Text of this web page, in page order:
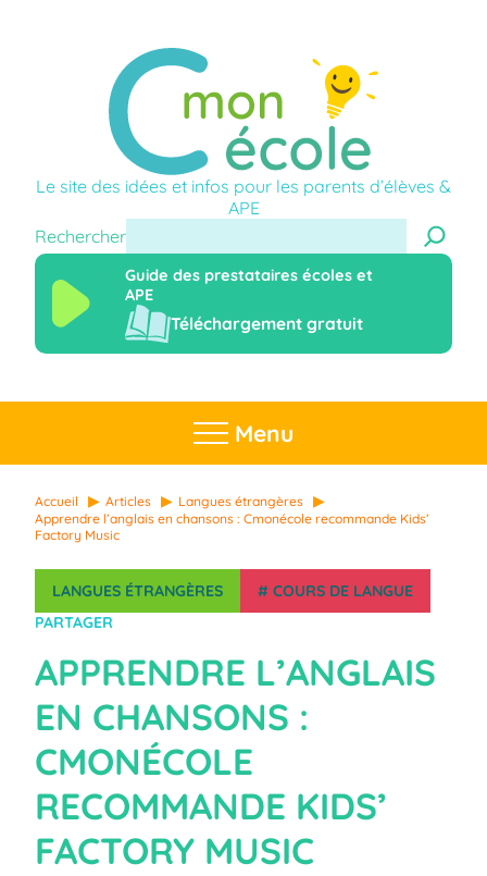
Le site des idées et infos pour les parents d’élèves &
APE
Rechercher
Guide des prestataires écoles et
APE
Téléchargement gratuit
Menu
Accueil Articles
Langues étrangères
Apprendre l’anglais en chansons : Cmonécole recommande Kids’
Factory Music
LANGUES ÉTRANGÈRES # COURS DE LANGUE
PARTAGER
APPRENDRE L’ANGLAIS
EN CHANSONS :
CMONÉCOLE
RECOMMANDE KIDS’
FACTORY MUSIC